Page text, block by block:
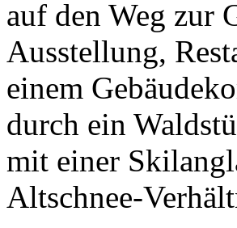
auf den Weg zur
Ausstellung,
einem
durch ein
mit einer
Altschnee-